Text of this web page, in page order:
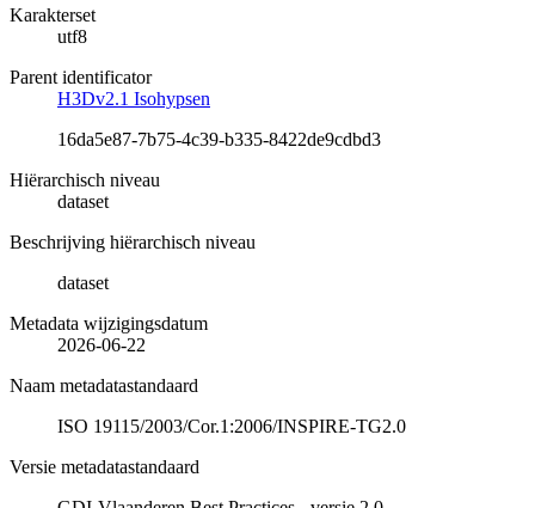
Karakterset
utf8
Parent identificator
H3Dv2.1 Isohypsen
16da5e87-7b75-4c39-b335-8422de9cdbd3
Hiërarchisch niveau
dataset
Beschrijving hiërarchisch niveau
dataset
Metadata wijzigingsdatum
2026-06-22
Naam metadatastandaard
ISO 19115/2003/Cor.1:2006/INSPIRE-TG2.0
Versie metadatastandaard